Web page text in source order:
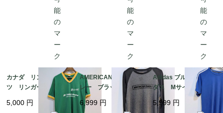
カナダ リンガーTシャ
ツ リンガーT グリー
ン ナンバリング コ
ットン ポリエステ
5,000 円
AMERICAN EAGLE グ
レー ブラック ワッ
フル生地 サーマル
Mサイズ リンガーTシ
6,999 円
Adidas ブルー アディ
ダス Mサイズ コッ
トン adidas Tシャ
ツ スポーツ 三本ラ
5,999 円